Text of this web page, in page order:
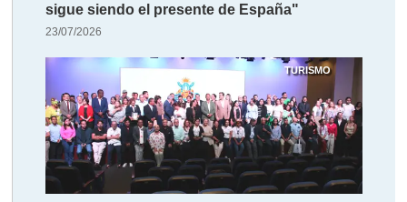
sigue siendo el presente de España"
23/07/2026
TURISMO